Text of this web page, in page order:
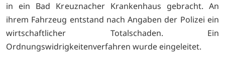
in ein Bad Kreuznacher Krankenhaus gebracht. An
ihrem Fahrzeug entstand nach Angaben der Polizei ein
wirtschaftlicher Totalschaden. Ein
Ordnungswidrigkeitenverfahren wurde eingeleitet.